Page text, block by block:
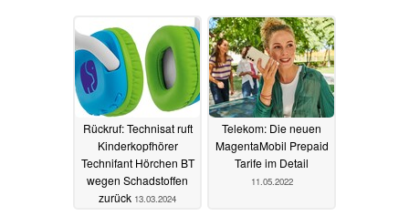
Rückruf: Technisat ruft
Kinderkopfhörer
Technifant Hörchen BT
wegen Schadstoffen
zurück 13.03.2024
Telekom: Die neuen
MagentaMobil Prepaid
Tarife im Detail
11.05.2022